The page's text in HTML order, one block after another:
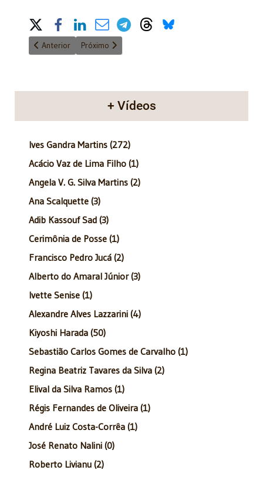
Share on Social Media
Artigo anterior: Anatomia do poder - 27/11/2016
Anterior Próximo artigo: Anatomia do Poder - 07/08/2016
Próximo
+ Vídeos
Ives Gandra Martins (272)
Acácio Vaz de Lima Filho (1)
Angela V. G. Silva Martins (2)
Ana Scalquette (3)
Adib Kassouf Sad (3)
Cerimônia de Posse (1)
Francisco Pedro Jucá (2)
Alberto do Amaral Júnior (3)
Ivette Senise (1)
Alexandre Alves Lazzarini (4)
Kiyoshi Harada (50)
Sebastião Carlos Gomes de Carvalho (1)
Regina Beatriz Tavares da Silva (2)
Elival da Silva Ramos (1)
Régis Fernandes de Oliveira (1)
André Luiz Costa-Corrêa (1)
José Renato Nalini (0)
Roberto Livianu (2)